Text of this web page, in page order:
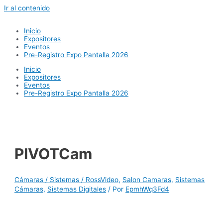
Ir al contenido
Inicio
Expositores
Eventos
Pre-Registro Expo Pantalla 2026
Inicio
Expositores
Eventos
Pre-Registro Expo Pantalla 2026
PIVOTCam
Cámaras / Sistemas / RossVideo, Salon Camaras, Sistemas
Cámaras, Sistemas Digitales / Por EpmhWq3Fd4